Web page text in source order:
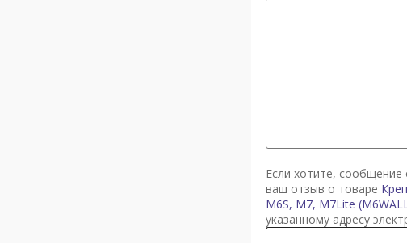
Если хотите, сообщение
ваш отзыв о товаре
M6S, M7, M7Lite
указанному адресу